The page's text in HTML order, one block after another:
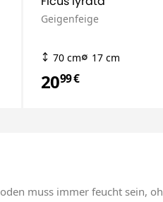
Geigenfeige
70 cm 17 cm
2099 €
muss immer feucht sein,